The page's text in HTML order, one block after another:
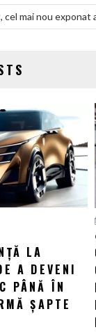
cel mai nou exponat
LA
A DEVENI
PÂNĂ ÎN
ȘAPTE